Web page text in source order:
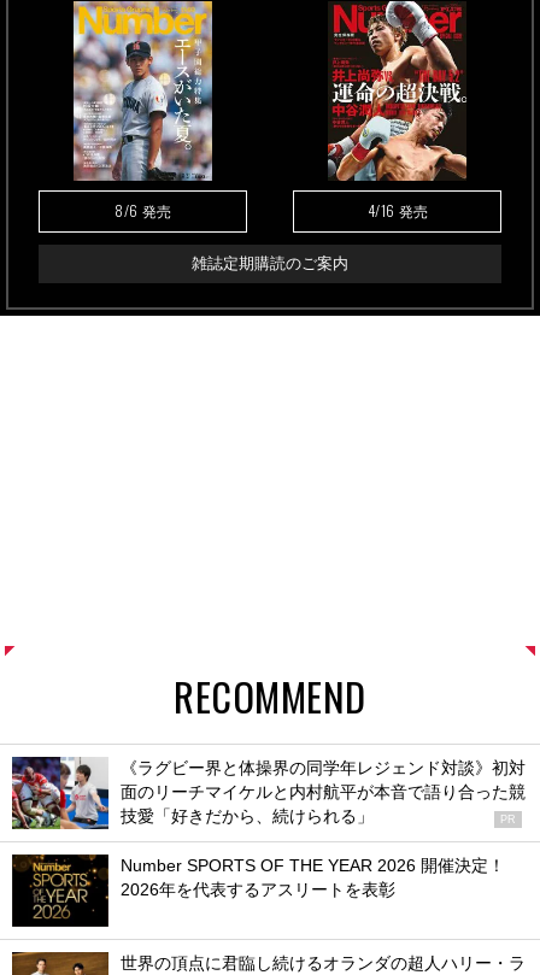
8/6 発売 4/16 発売
雑誌定期購読のご案内
RECOMMEND
《ラグビー界と体操界の同学年レジェンド対談》初対
面のリーチマイケルと内村航平が本音で語り合った競
技愛「好きだから、続けられる」
PR
Number SPORTS OF THE YEAR 2026 開催決定！
2026年を代表するアスリートを表彰
世界の頂点に君臨し続けるオランダの超人ハリー・ラ